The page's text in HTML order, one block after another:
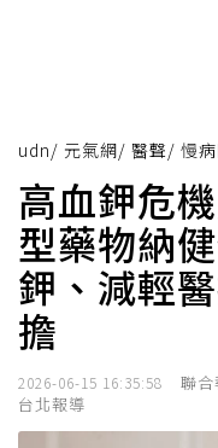
udn/ 元氣網/ 醫聲/ 慢
高血鉀危
型藥物納
鉀、減輕
擔
2026-06-15 16:35:58
聯
台北報導